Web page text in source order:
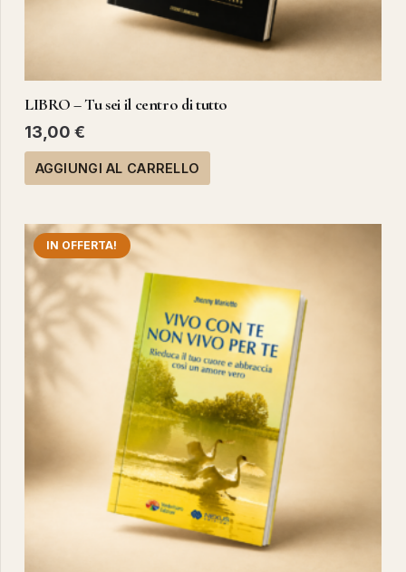
LIBRO – Tu sei il centro di tutto
13,00 €
AGGIUNGI AL CARRELLO
IN OFFERTA!